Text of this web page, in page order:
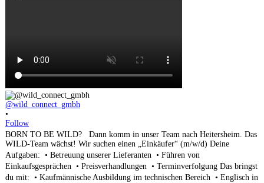
@wild_connect_gmbh
•
Follow
BORN TO BE WILD? Dann komm in unser Team nach Heitersheim. Das
WILD-Team wächst! Wir suchen einen „Einkäufer“ (m/w/d) Deine
Aufgaben: • Betreuung unserer Lieferanten • Führen von
Einkaufsgesprächen • Preisverhandlungen • Terminverfolgung Das bringst
du mit: • Kaufmännische Ausbildung im technischen Bereich • Englisch in